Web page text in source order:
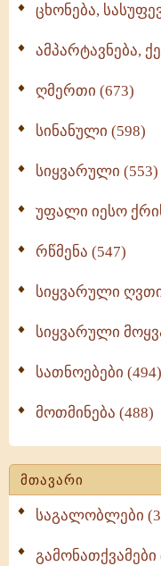
ცხონება,
ამპარტავნება,
ღმერთი (673)
სინანული (598)
სიყვარული (553)
უფალი იესო
რწმენა (547)
სიყვარული
სიყვარული
სათნოებები (494)
მოთმინება (488)
მთავარი
საგალობლები
გამონათქვამები